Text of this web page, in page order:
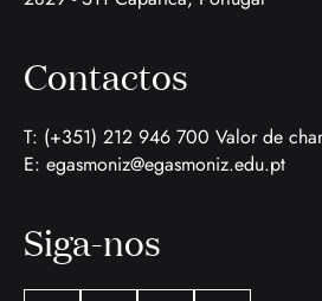
Contactos
T: (+351) 212 946 700 Valor de
E: egasmoniz@egasmoniz.edu.pt
Siga-nos